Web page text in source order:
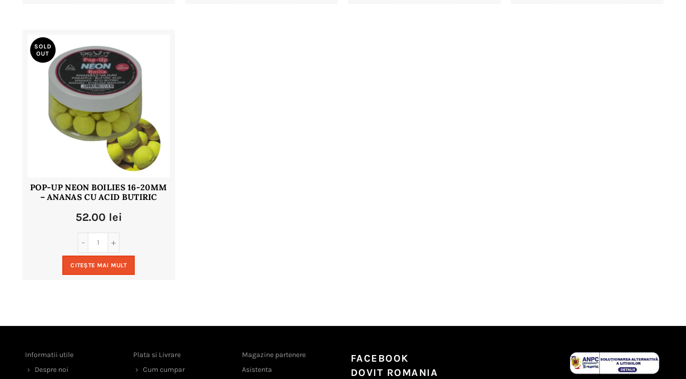
SOLD
OUT
POP-UP NEON BOILIES 16-20MM
– ANANAS CU ACID BUTIRIC
52.00 lei
CITEȘTE MAI MULT
Informatii utile
Despre noi
Plata si Livrare
Cum cumpar
Magazine partenere
Asistenta
FACEBOOK
DOVIT ROMANIA